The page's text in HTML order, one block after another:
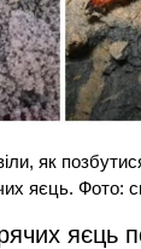
як
яєць. Фото:
яєць